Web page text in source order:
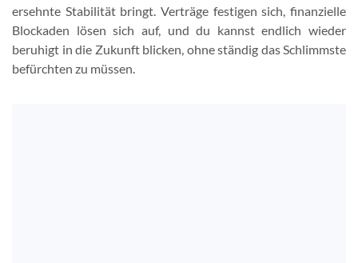
ersehnte Stabilität bringt. Verträge festigen sich, finanzielle
Blockaden lösen sich auf, und du kannst endlich wieder
beruhigt in die Zukunft blicken, ohne ständig das Schlimmste
befürchten zu müssen.